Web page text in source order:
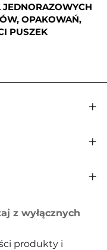
OPAKOWAŃ,
PUSZEK
z wyłącznych
produkty i